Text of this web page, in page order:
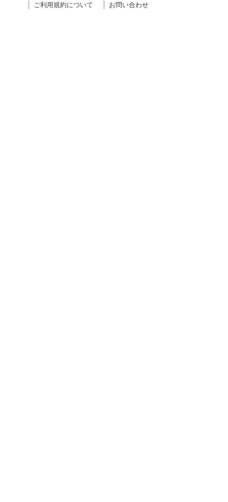
ご利用規約について お問い合わせ